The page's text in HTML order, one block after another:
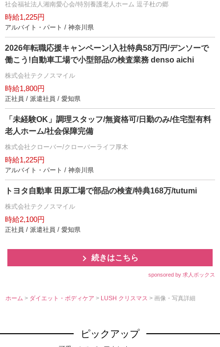
社会福祉法人湘南愛心会/特別養護老人ホーム 逗子杜の郷
時給1,225円
アルバイト・パート / 神奈川県
2026年転職応援キャンペーン!入社特典58万円/デンソーで
働こう!自動車工場で小型部品の検査業務 denso aichi
株式会社テクノスマイル
時給1,800円
正社員 / 派遣社員 / 愛知県
「未経験OK」調理スタッフ/無資格可/日勤のみ/住宅型有料
老人ホーム/社会保障完備
株式会社クローバー/クローバーライフ厚木
時給1,225円
アルバイト・パート / 神奈川県
トヨタ自動車 田原工場で部品の検査/特典168万/tutumi
株式会社テクノスマイル
時給2,100円
正社員 / 派遣社員 / 愛知県
続きはこちら
sponsored by 求人ボックス
ホーム > ダイエット・ボディケア> LUSH クリスマス> 画像・写真詳細
ピックアップ